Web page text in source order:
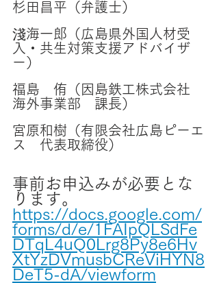
杉田昌平（弁護士）
淺海一郎（広島県外国人材受
入・共生対策支援アドバイザ
ー）
福島　侑（因島鉄工株式会社
海外事業部　課長）
宮原和樹（有限会社広島ピーエ
ス　代表取締役）
事前お申込みが必要とな
ります。
https://docs.google.com/
forms/d/e/1FAIpQLSdFe
DTqL4uQ0Lrg8Py8e6Hv
XtYzDVmusbCReViHYN8
DeT5-dA/viewform